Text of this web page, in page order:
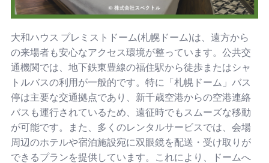
大和ハウス プレミストドーム(札幌ドーム)は、遠方から
の来場者も安心なアクセス環境が整っています。公共交
通機関では、地下鉄東豊線の福住駅から徒歩またはシャ
トルバスの利用が一般的です。特に「札幌ドーム」バス
停は主要な交通拠点であり、新千歳空港からの空港連絡
バスも運行されているため、遠征時でもスムーズな移動
が可能です。また、多くのレンタルサービスでは、会場
周辺のホテルや宿泊施設宛に双眼鏡を配送・受け取りが
できるプランを提供しています。これにより、ドームへ